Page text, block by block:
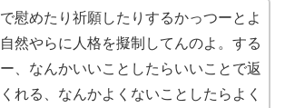
慰めたり祈願したりするかっつーとよ
然やらに人格を擬制してんのよ。する
、なんかいいことしたらいいことで返
れる、なんかよくないことしたらよく